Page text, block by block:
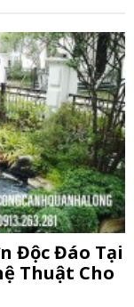
Độc Đáo Tại
Thuật Cho